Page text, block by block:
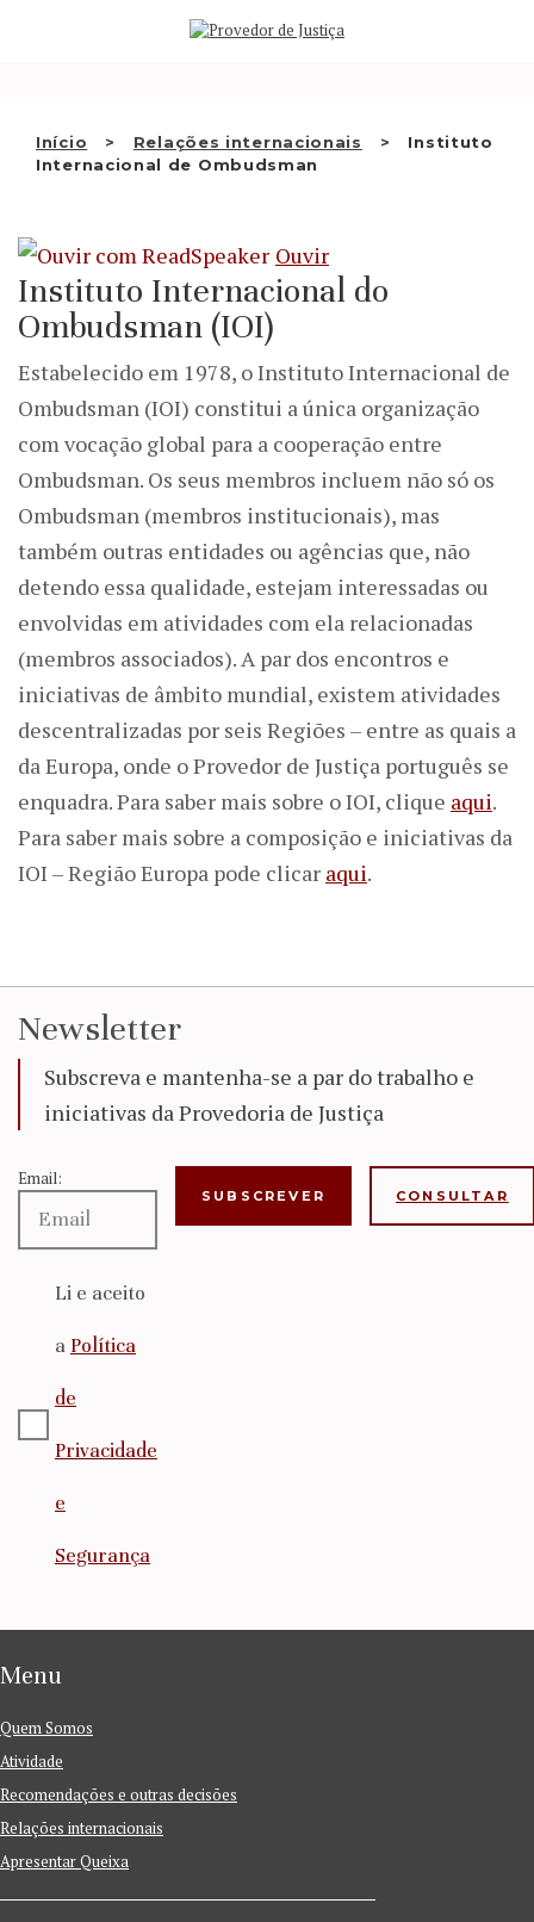
Início Relações internacionais
Instituto
Internacional de Ombudsman
QUEM SOMOS
RECOMENDAÇÕES E OUTRAS
DECISÕES
APRESENTAR QUEIXA
PT
Ouvir
Instituto Internacional do
Ombudsman (IOI)
Estabelecido em 1978, o Instituto Internacional de
Ombudsman (IOI) constitui a única organização
com vocação global para a cooperação entre
Ombudsman. Os seus membros incluem não só os
Ombudsman (membros institucionais), mas
também outras entidades ou agências que, não
detendo essa qualidade, estejam interessadas ou
envolvidas em atividades com ela relacionadas
(membros associados). A par dos encontros e
iniciativas de âmbito mundial, existem atividades
descentralizadas por seis Regiões – entre as quais a
da Europa, onde o Provedor de Justiça português se
enquadra. Para saber mais sobre o IOI, clique aqui.
Para saber mais sobre a composição e iniciativas da
IOI – Região Europa pode clicar aqui.
Newsletter
Subscreva e mantenha-se a par do trabalho e
iniciativas da Provedoria de Justiça
Email:
Li e aceito
a Política
de
Privacidade
e
Segurança
CONSULTAR
Menu
Quem Somos
Atividade
Recomendações e outras decisões
Relações internacionais
Apresentar Queixa